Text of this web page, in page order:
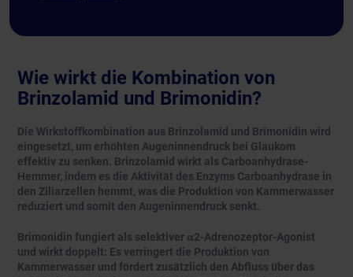
Wie wirkt die Kombination von
Brinzolamid und Brimonidin?
Die Wirkstoffkombination aus Brinzolamid und Brimonidin wird
eingesetzt, um erhöhten Augeninnendruck bei Glaukom
effektiv zu senken. Brinzolamid wirkt als Carboanhydrase-
Hemmer, indem es die Aktivität des Enzyms Carboanhydrase in
den Ziliarzellen hemmt, was die Produktion von Kammerwasser
reduziert und somit den Augeninnendruck senkt.
Brimonidin fungiert als selektiver α2-Adrenozeptor-Agonist
und wirkt doppelt: Es verringert die Produktion von
Kammerwasser und fördert zusätzlich den Abfluss über das